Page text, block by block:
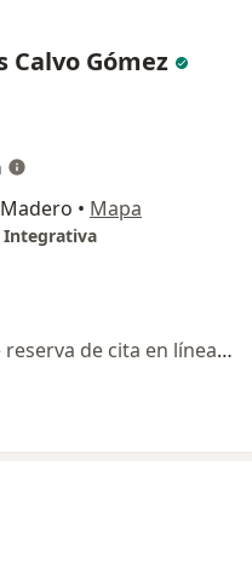
Calvo Gómez
• Mapa
Integrativa
Este especialista no ofrece reserva de cita en línea en esta dirección.